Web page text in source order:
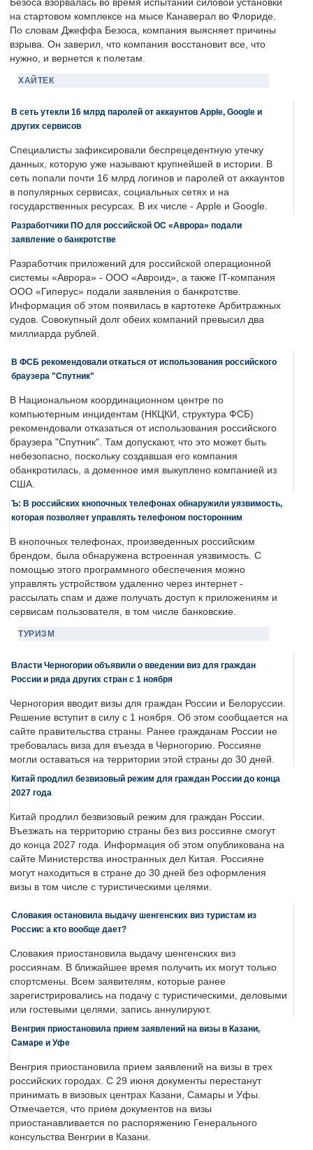
Безоса взорвалась во время испытаний силовой установки
на стартовом комплексе на мысе Канаверал во Флориде.
По словам Джеффа Безоса, компания выясняет причины
взрыва. Он заверил, что компания восстановит все, что
нужно, и вернется к полетам.
ХАЙТЕК
В сеть утекли 16 млрд паролей от аккаунтов Apple, Google и
других сервисов
Специалисты зафиксировали беспрецедентную утечку
данных, которую уже называют крупнейшей в истории. В
сеть попали почти 16 млрд логинов и паролей от аккаунтов
в популярных сервисах, социальных сетях и на
государственных ресурсах. В их числе - Apple и Google.
Разработчики ПО для российской ОС «Аврора» подали
заявление о банкротстве
Разработчик приложений для российской операционной
системы «Аврора» - ООО «Авроид», а также IT-компания
ООО «Гиперус» подали заявления о банкротстве.
Информация об этом появилась в картотеке Арбитражных
судов. Совокупный долг обеих компаний превысил два
миллиарда рублей.
В ФСБ рекомендовали откаться от использования российского
браузера "Спутник"
В Национальном координационном центре по
компьютерным инцидентам (НКЦКИ, структура ФСБ)
рекомендовали отказаться от использования российского
браузера "Спутник". Там допускают, что это может быть
небезопасно, поскольку создавшая его компания
обанкротилась, а доменное имя выкуплено компанией из
США.
Ъ: В российских кнопочных телефонах обнаружили уязвимость,
которая позволяет управлять телефоном посторонним
В кнопочных телефонах, произведенных российским
брендом, была обнаружена встроенная уязвимость. С
помощью этого программного обеспечения можно
управлять устройством удаленно через интернет -
рассылать спам и даже получать доступ к приложениям и
сервисам пользователя, в том числе банковские.
ТУРИЗМ
Власти Черногории объявили о введении виз для граждан
России и ряда других стран с 1 ноября
Черногория вводит визы для граждан России и Белоруссии.
Решение вступит в силу с 1 ноября. Об этом сообщается на
сайте правительства страны. Ранее гражданам России не
требовалась виза для въезда в Черногорию. Россияне
могли оставаться на территории этой страны до 30 дней.
Китай продлил безвизовый режим для граждан России до конца
2027 года
Китай продлил безвизовый режим для граждан России.
Въезжать на территорию страны без виз россияне смогут
до конца 2027 года. Информация об этом опубликована на
сайте Министерства иностранных дел Китая. Россияне
могут находиться в стране до 30 дней без оформления
визы в том числе с туристическими целями.
Словакия остановила выдачу шенгенских виз туристам из
России: а кто вообще дает?
Словакия приостановила выдачу шенгенских виз
россиянам. В ближайшее время получить их могут только
спортсмены. Всем заявителям, которые ранее
зарегистрировались на подачу с туристическими, деловыми
или гостевыми целями, запись аннулируют.
Венгрия приостановила прием заявлений на визы в Казани,
Самаре и Уфе
Венгрия приостановила прием заявлений на визы в трех
российских городах. С 29 июня документы перестанут
принимать в визовых центрах Казани, Самары и Уфы.
Отмечается, что прием документов на визы
приостанавливается по распоряжению Генерального
консульства Венгрии в Казани.